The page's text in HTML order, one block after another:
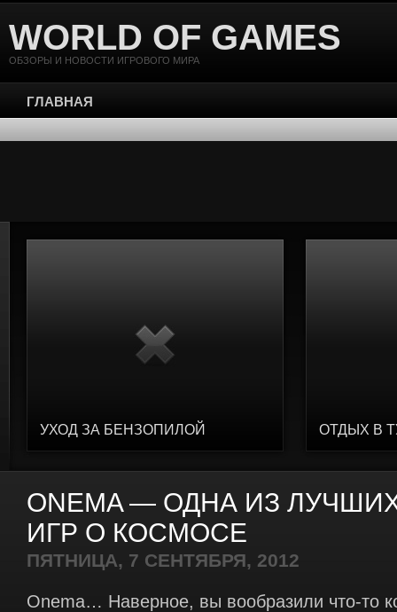
WORLD OF GAMES
ОБЗОРЫ И НОВОСТИ ИГРОВОГО МИРА
ГЛАВНАЯ
УХОД ЗА БЕНЗОПИЛОЙ ОТДЫХ В
ONEMA — ОДНА ИЗ
ИГР О КОСМОСЕ
ПЯТНИЦА, 7 СЕНТЯБРЯ, 2012
Onema… Наверное, вы вообразили что-то